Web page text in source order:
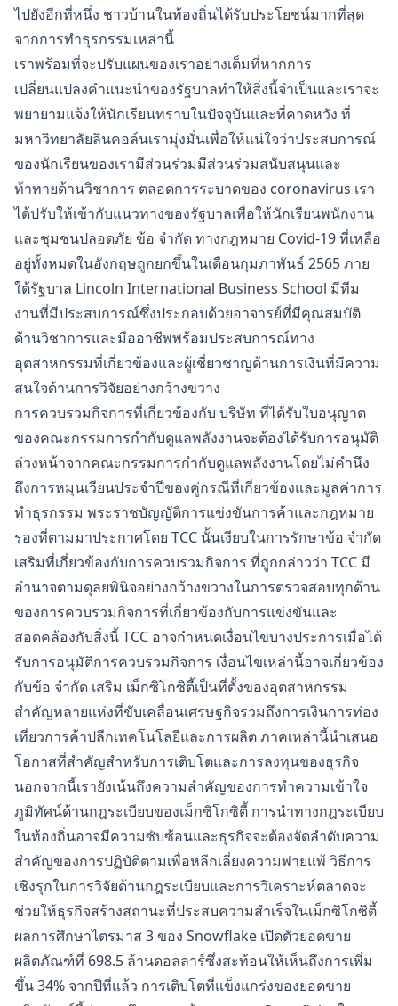
ไปยังอีกที่หนึ่ง ชาวบ้านในท้องถิ่นได้รับประโยชน์มากที่สุด
จากการทำธุรกรรมเหล่านี้
เราพร้อมที่จะปรับแผนของเราอย่างเต็มที่หากการ
เปลี่ยนแปลงคำแนะนำของรัฐบาลทำให้สิ่งนี้จำเป็นและเราจะ
พยายามแจ้งให้นักเรียนทราบในปัจจุบันและที่คาดหวัง ที่
มหาวิทยาลัยลินคอล์นเรามุ่งมั่นเพื่อให้แน่ใจว่าประสบการณ์
ของนักเรียนของเรามีส่วนร่วมมีส่วนร่วมสนับสนุนและ
ท้าทายด้านวิชาการ ตลอดการระบาดของ coronavirus เรา
ได้ปรับให้เข้ากับแนวทางของรัฐบาลเพื่อให้นักเรียนพนักงาน
และชุมชนปลอดภัย ข้อ จำกัด ทางกฎหมาย Covid-19 ที่เหลือ
อยู่ทั้งหมดในอังกฤษถูกยกขึ้นในเดือนกุมภาพันธ์ 2565 ภาย
ใต้รัฐบาล Lincoln International Business School มีทีม
งานที่มีประสบการณ์ซึ่งประกอบด้วยอาจารย์ที่มีคุณสมบัติ
ด้านวิชาการและมืออาชีพพร้อมประสบการณ์ทาง
อุตสาหกรรมที่เกี่ยวข้องและผู้เชี่ยวชาญด้านการเงินที่มีความ
สนใจด้านการวิจัยอย่างกว้างขวาง
การควบรวมกิจการที่เกี่ยวข้องกับ บริษัท ที่ได้รับใบอนุญาต
ของคณะกรรมการกำกับดูแลพลังงานจะต้องได้รับการอนุมัติ
ล่วงหน้าจากคณะกรรมการกำกับดูแลพลังงานโดยไม่คำนึง
ถึงการหมุนเวียนประจำปีของคู่กรณีที่เกี่ยวข้องและมูลค่าการ
ทำธุรกรรม พระราชบัญญัติการแข่งขันการค้าและกฎหมาย
รองที่ตามมาประกาศโดย TCC นั้นเงียบในการรักษาข้อ จำกัด
เสริมที่เกี่ยวข้องกับการควบรวมกิจการ ที่ถูกกล่าวว่า TCC มี
อำนาจตามดุลยพินิจอย่างกว้างขวางในการตรวจสอบทุกด้าน
ของการควบรวมกิจการที่เกี่ยวข้องกับการแข่งขันและ
สอดคล้องกับสิ่งนี้ TCC อาจกำหนดเงื่อนไขบางประการเมื่อได้
รับการอนุมัติการควบรวมกิจการ เงื่อนไขเหล่านี้อาจเกี่ยวข้อง
กับข้อ จำกัด เสริม เม็กซิโกซิตี้เป็นที่ตั้งของอุตสาหกรรม
สำคัญหลายแห่งที่ขับเคลื่อนเศรษฐกิจรวมถึงการเงินการท่อง
เที่ยวการค้าปลีกเทคโนโลยีและการผลิต ภาคเหล่านี้นำเสนอ
โอกาสที่สำคัญสำหรับการเติบโตและการลงทุนของธุรกิจ
นอกจากนี้เรายังเน้นถึงความสำคัญของการทำความเข้าใจ
ภูมิทัศน์ด้านกฎระเบียบของเม็กซิโกซิตี้ การนำทางกฎระเบียบ
ในท้องถิ่นอาจมีความซับซ้อนและธุรกิจจะต้องจัดลำดับความ
สำคัญของการปฏิบัติตามเพื่อหลีกเลี่ยงความพ่ายแพ้ วิธีการ
เชิงรุกในการวิจัยด้านกฎระเบียบและการวิเคราะห์ตลาดจะ
ช่วยให้ธุรกิจสร้างสถานะที่ประสบความสำเร็จในเม็กซิโกซิตี้
ผลการศึกษาไตรมาส 3 ของ Snowflake เปิดตัวยอดขาย
ผลิตภัณฑ์ที่ 698.5 ล้านดอลลาร์ซึ่งสะท้อนให้เห็นถึงการเพิ่ม
ขึ้น 34% จากปีที่แล้ว การเติบโตที่แข็งแกร่งของยอดขาย